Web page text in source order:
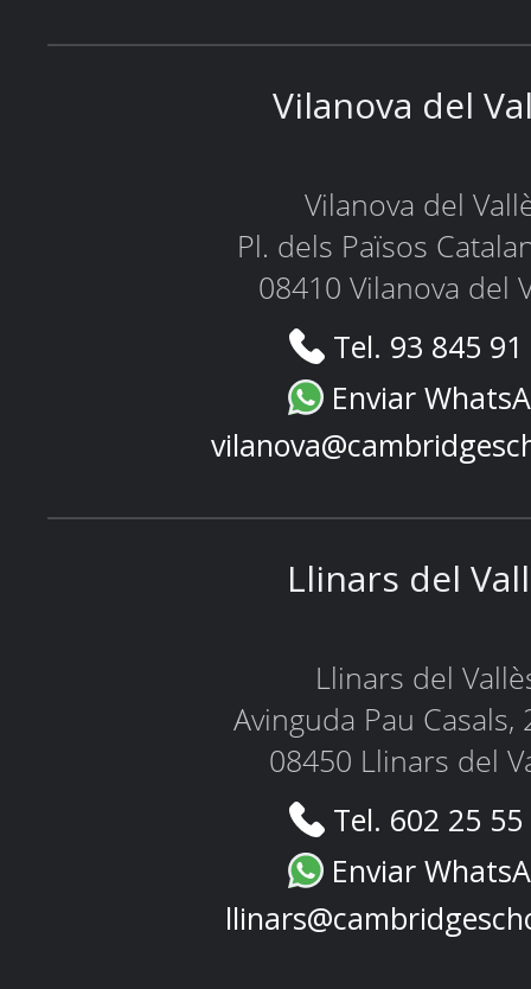
Vilanova del
Vilanova del
Pl. dels Països
08410 Vilanova del
Tel. 93 845
Enviar
Llinars del
Llinars del
Avinguda Pau Casals,
08450 Llinars del
Tel. 602 25
Enviar